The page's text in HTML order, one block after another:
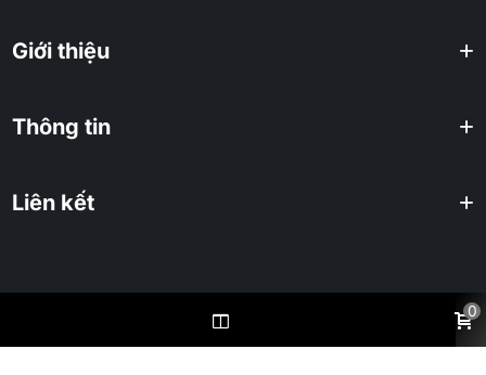
Giới thiệu
Thông tin
Liên kết
2025 KHUÊ TÚ Co., ltd. All rights reserved. 0